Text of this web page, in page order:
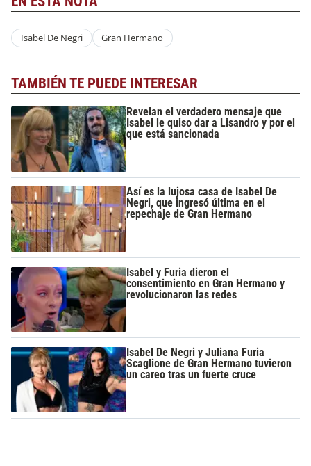
Isabel De Negri Gran Hermano
TAMBIÉN TE PUEDE INTERESAR
Revelan el verdadero mensaje que
Isabel le quiso dar a Lisandro y por el
que está sancionada
Así es la lujosa casa de Isabel De
Negri, que ingresó última en el
repechaje de Gran Hermano
Isabel y Furia dieron el
consentimiento en Gran Hermano y
revolucionaron las redes
Isabel De Negri y Juliana Furia
Scaglione de Gran Hermano tuvieron
un careo tras un fuerte cruce